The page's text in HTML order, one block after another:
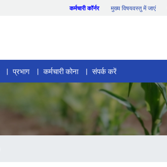
कर्मचारी कॉर्नर मुख्य विषयवस्तु में जाएं
प्रभाग कर्मचारी कोना संपर्क करें